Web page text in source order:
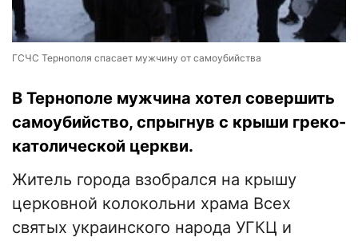
ГСЧС Тернополя спасает мужчину от самоубийства
В Тернополе мужчина хотел совершить
самоубийство, спрыгнув с крыши греко-
католической церкви.
Житель города взобрался на крышу
церковной колокольни храма Всех
святых украинского народа УГКЦ и